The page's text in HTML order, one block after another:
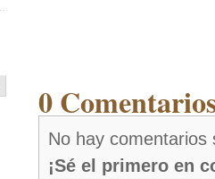
0
No hay comentarios
¡Sé el primero en